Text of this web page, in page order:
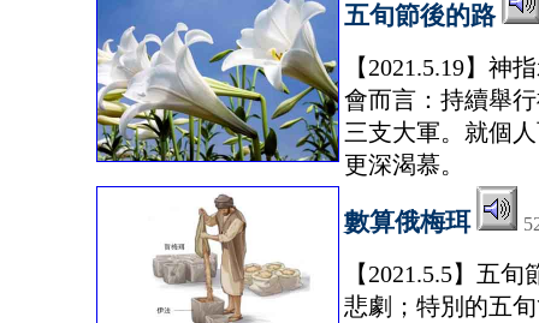
五旬節後的路
【2021.5.19】
會而言：持續舉
三支大軍。就個
更深渴慕。
數算俄梅珥
【2021.5.5】五
悲劇；特別的五